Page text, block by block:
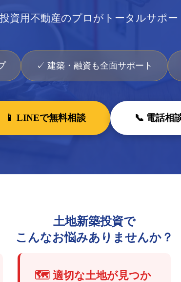
投資用不動産のプロがトータルサポー
✓ 建築・融資も全面サポート
📱 LINEで無料相談 📞 電話相
土地新築投資で
こんなお悩みありませんか？
🗺️ 適切な土地が見つか